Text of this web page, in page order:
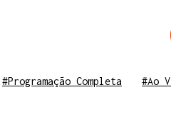
#Programação Completa #Ao